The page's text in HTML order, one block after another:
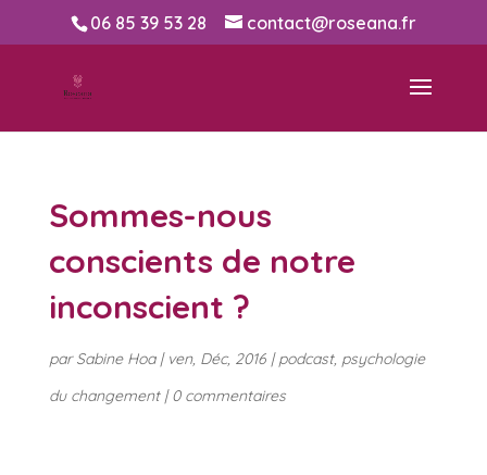
06 85 39 53 28 contact@roseana.fr
Sommes-nous
conscients de notre
inconscient ?
parSabine Hoa| ven, Déc, 2016|podcast, psychologie
du changement|0 commentaires